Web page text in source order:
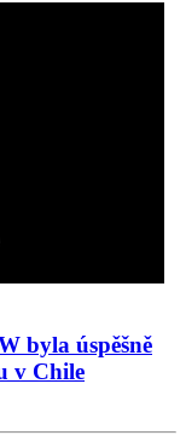
byla úspěšně
v Chile